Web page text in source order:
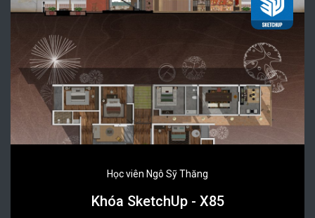
Học viên Ngô Sỹ Thăng
Khóa SketchUp - X85